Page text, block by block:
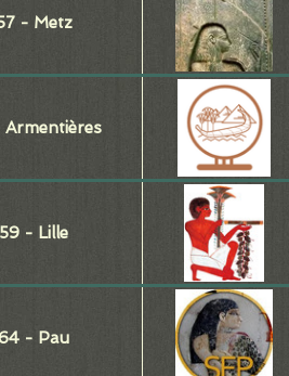
- Metz
59 - Lille
- Pau